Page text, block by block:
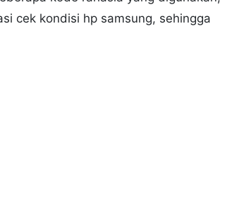
cek kondisi hp samsung, sehingga